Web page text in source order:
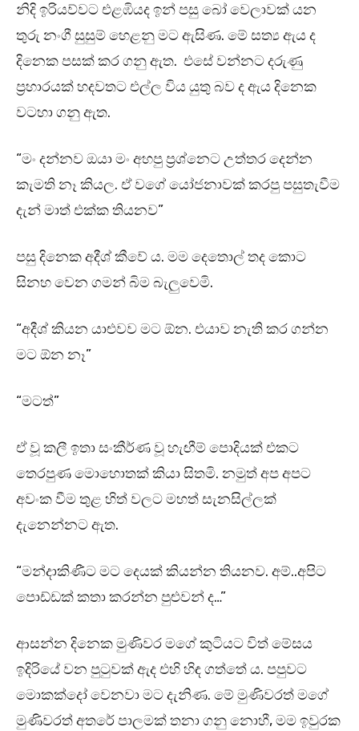
නිදි ඉරියව්වට එළඹියද ඉන් පසු බෝ වෙලාවක් යන
තුරු නංගී සුසුම් හෙළනු මට ඇසිණ. මේ සත්‍ය ඇය ද
දිනෙක පසක් කර ගනු ඇත. එසේ වන්නට දරුණු
ප්‍රහාරයක් හදවතට එල්ල විය යුතු බව ද ඇය දිනෙක
වටහා ගනු ඇත.
“මං දන්නව ඔයා මං අහපු ප්‍රශ්නෙට උත්තර දෙන්න
කැමති නෑ කියල. ඒ වගේ යෝජනාවක් කරපු පසුතැවීම
දැන් මාත් එක්ක තියනව”
පසු දිනෙක අදීශ් කීවේ ය. මම දෙතොල් තද කොට
සිනහ වෙන ගමන් බිම බැලුවෙමි.
“අදීශ් කියන යාළුවව මට ඕන. එයාව නැති කර ගන්න
මට ඕන නෑ”
“මටත්”
ඒ වූ කලී ඉතා සංකීර්ණ වූ හැඟීම් පොදියක් එකට
තෙරපුණ මොහොතක් කියා සිතමි. නමුත් අප අපට
අවංක වීම තුළ හිත් වලට මහත් සැනසිල්ලක්
දැනෙන්නට ඇත.
“මන්දාකිණීට මට දෙයක් කියන්න තියනව. අම්..අපිට
පොඩ්ඩක් කතා කරන්න පුළුවන් ද…”
ආසන්න දිනෙක මුණිවර මගේ කුටියට විත් මේසය
ඉදිරියේ වන පුටුවක් ඇද එහි හිඳ ගත්තේ ය. පපුවට
මොකක්දෝ වෙනවා මට දැනිණ. මේ මුණිවරත් මගේ
මුණිවරත් අතරේ පාලමක් තනා ගනු නොහී, මම ඉවුරක